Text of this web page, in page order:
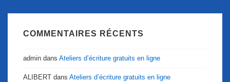
COMMENTAIRES RÉCENTS
admin dans Ateliers d’écriture gratuits en ligne
ALIBERT dans Ateliers d’écriture gratuits en ligne